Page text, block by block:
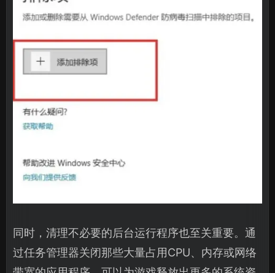
同时，清理不必要的后台运行程序也至关重要。通
过任务管理器关闭那些大量占用CPU、内存或网络